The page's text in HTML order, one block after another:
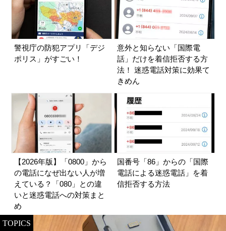
警視庁の防犯アプリ「デジ
ポリス」がすごい！
意外と知らない「国際電
話」だけを着信拒否する方
法！ 迷惑電話対策に効果て
きめん
【2026年版】「0800」から
の電話になぜ出ない人が増
えている？「080」との違
いと迷惑電話への対策まと
め
国番号「86」からの「国際
電話による迷惑電話」を着
信拒否する方法
TOPICS